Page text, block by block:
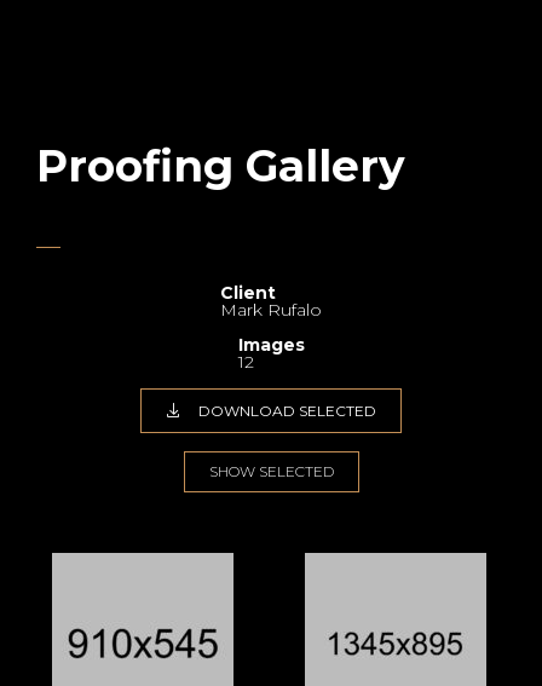
Proofing Gallery
Client
Mark Rufalo
Images
12
DOWNLOAD SELECTED
SHOW SELECTED